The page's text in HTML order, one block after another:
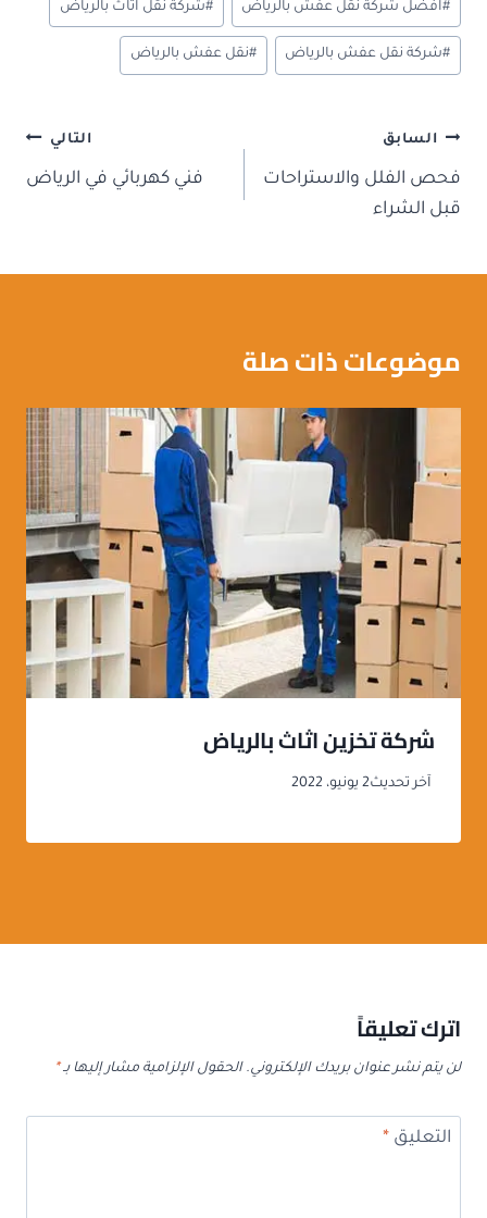
o
m
#افضل شركة نقل عفش بالرياض #شركة نقل اثاث بالرياض
#شركة نقل عفش بالرياض #نقل عفش بالرياض
تصفّح
المقالات
السابق
فحص الفلل والاستراحات
قبل الشراء
التالي
فني كهربائي في الرياض
موضوعات ذات صلة
شركة تخزين اثاث بالرياض
آخر تحديث2 يونيو، 2022
اترك تعليقاً
لن يتم نشر عنوان بريدك الإلكتروني. الحقول الإلزامية مشار إليها بـ *
التعليق *